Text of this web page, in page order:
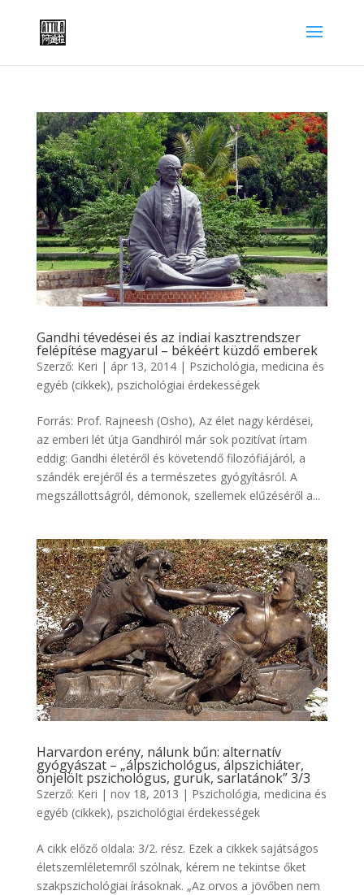
Gandhi tévedései és az indiai kasztrendszer
felépítése magyarul – békéért küzdő emberek
Szerző: Keri | ápr 13, 2014| Pszichológia, medicina és
egyéb (cikkek), pszichológiai érdekességek
Forrás: Prof. Rajneesh (Osho), Az élet nagy kérdései,
az emberi lét útja Gandhiról már sok pozitívat írtam
eddig: Gandhi életéről és követendő filozófiájáról, a
szándék erejéről és a természetes gyógyításról. A
megszállottságról, démonok, szellemek elűzéséről a...
Harvardon erény, nálunk bűn: alternatív
gyógyászat – „álpszichológus, álpszichiáter,
önjelölt pszichológus, guruk, sarlatánok” 3/3
Szerző: Keri | nov 18, 2013 | Pszichológia, medicina és
egyéb (cikkek), pszichológiai érdekességek
A cikk előző oldala: 3/2. rész. Ezek a cikkek sajátságos
életszemléletemről szólnak, kérem ne tekintse őket
szakpszichológiai írásoknak. „Az orvos a jövőben nem